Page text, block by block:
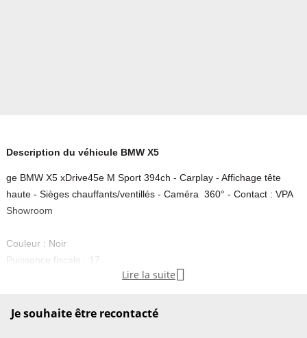
Description du véhicule BMW X5
ge BMW X5 xDrive45e M Sport 394ch - Carplay - Affichage tête
haute - Sièges chauffants/ventillés - Caméra 360° - Contact : VPA
Showroom
Couleur : Noir
Puissance fiscale : 17
Lire la suite 
Je souhaite être recontacté